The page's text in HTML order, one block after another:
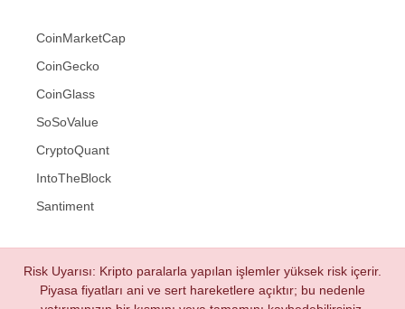
CoinMarketCap
CoinGecko
CoinGlass
SoSoValue
CryptoQuant
IntoTheBlock
Santiment
Risk Uyarısı: Kripto paralarla yapılan işlemler yüksek risk içerir.
Piyasa fiyatları ani ve sert hareketlere açıktır; bu nedenle